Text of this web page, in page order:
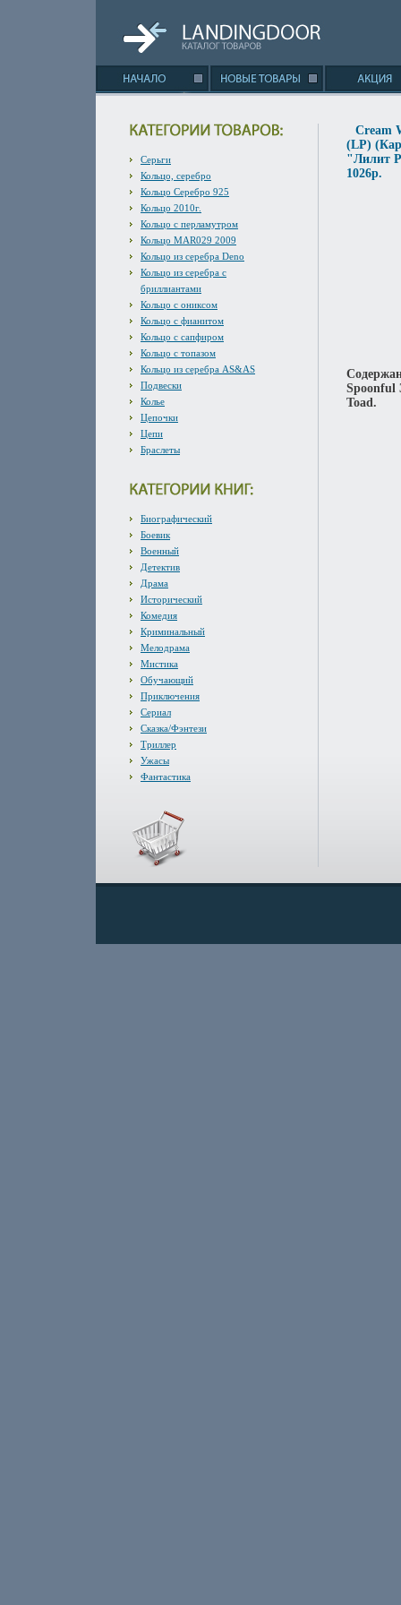
Серьги
Кольцо, серебро
Кольцо Серебро 925
Кольцо 2010г.
Кольцо с перламутром
Кольцо MAR029 2009
Кольцо из серебра Deno
Кольцо из серебра с
бриллиантами
Кольцо с ониксом
Кольцо с фианитом
Кольцо с сапфиром
Кольцо с топазом
Кольцо из серебра AS&AS
Подвески
Колье
Цепочки
Цепи
Браслеты
Биографический
Боевик
Военный
Детектив
Драма
Исторический
Комедия
Криминальный
Мелодрама
Мистика
Обучающий
Приключения
Сериал
Сказка/Фэнтези
Триллер
Ужасы
Фантастика
Cream
(LP)
"Лилит
1026p.
Spoonful
Toad.